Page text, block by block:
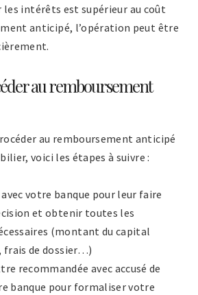
les intérêts est supérieur au coût
anticipé, l’opération peut être
au remboursement
au remboursement anticipé
voici les étapes à suivre :
votre banque pour leur faire
et obtenir toutes les
(montant du capital
frais de dossier…)
recommandée avec accusé de
banque pour formaliser votre